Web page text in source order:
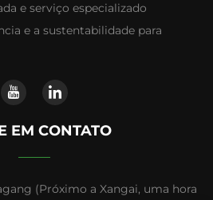
e serviço especializado
e a sustentabilidade para
EM CONTATO
(Próximo a Xangai, uma hora